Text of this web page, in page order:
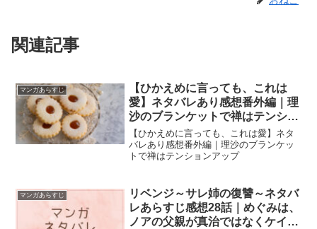
関連記事
マンガあらすじ
【ひかえめに言っても、これは
愛】ネタバレあり感想番外編｜理
沙のブランケットで禅はテンショ
ンアップ
【ひかえめに言っても、これは愛】ネタ
バレあり感想番外編｜理沙のブランケッ
トで禅はテンションアップ
マンガあらすじ
リベンジ～サレ姉の復讐～ネタバ
レあらすじ感想28話｜めぐみは、
ノアの父親が真治ではなくケイタ